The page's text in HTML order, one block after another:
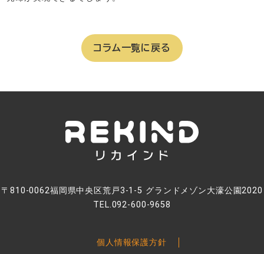
コラム一覧に戻る
〒810-0062福岡県中央区荒戸3-1-5 グランドメゾン大濠公園2020
TEL.092-600-9658
個人情報保護方針